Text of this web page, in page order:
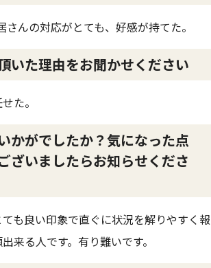
んの対応がとても、好感が持てた。
いた理由をお聞かせください
た。
かがでしたか？気になった点
ざいましたらお知らせくださ
も良い印象で直ぐに状況を解りやすく報
来る人です。有り難いです。